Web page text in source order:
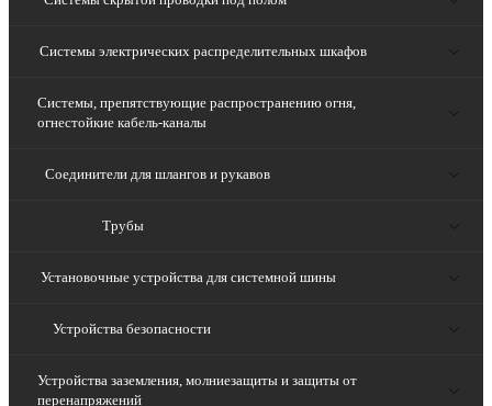
Системы электрических распределительных шкафов
Системы, препятствующие распространению огня,
огнестойкие кабель-каналы
Соединители для шлангов и рукавов
Трубы
Установочные устройства для системной шины
Устройства безопасности
Устройства заземления, молниезащиты и защиты от
перенапряжений